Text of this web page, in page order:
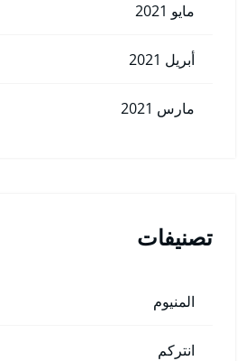
مايو 2021
أبريل 2021
مارس 2021
تصنيفات
المنيوم
انتركم